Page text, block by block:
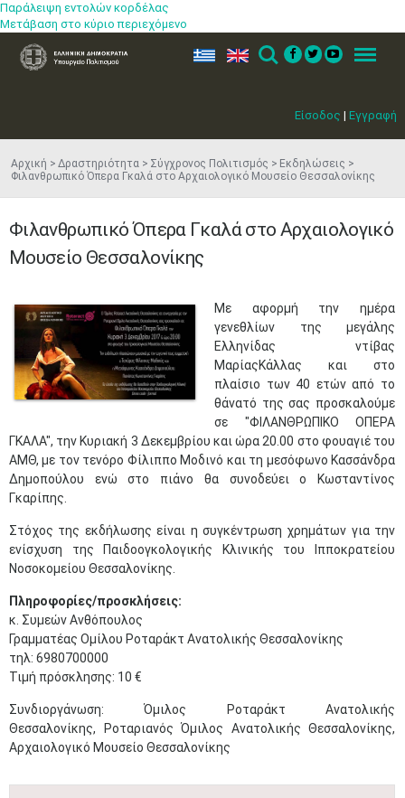
Παράλειψη εντολών κορδέλας
Μετάβαση στο κύριο περιεχόμενο
Είσοδος | Εγγραφή
ελ en Search Menu
Αρχική Δραστηριότητα Σύγχρονος Πολιτισμός
Εκδηλώσεις
Φιλανθρωπικό Όπερα Γκαλά στο Αρχαιολογικό Μουσείο Θεσσαλονίκης
Φιλανθρωπικό Όπερα Γκαλά στο Αρχαιολογικό
Μουσείο Θεσσαλονίκης
​Με αφορμή την ημέρα
γενεθλίων της μεγάλης
Ελληνίδας ντίβας
ΜαρίαςΚάλλας και στο
πλαίσιο των 40 ετών από το
θάνατό της σας προσκαλούμε
σε "ΦΙΛΑΝΘΡΩΠΙΚΟ ΟΠΕΡΑ
ΓΚΑΛΑ", την Κυριακή 3 Δεκεμβρίου και ώρα 20.00 στο φουαγιέ του
ΑΜΘ,με τον τενόρο Φίλιππο Μοδινό και τη μεσόφωνο Κασσάνδρα
Δημοπούλου ενώ στο πιάνο θα συνοδεύει ο Κωσταντίνος
Γκαρίπης.
Στόχος της εκδήλωσης είναι η συγκέντρωση χρημάτων για την
ενίσχυση της Παιδοογκολογικής Κλινικής του Ιπποκρατείου
Νοσοκομείου Θεσσαλονίκης.
Πληροφορίες/προσκλήσεις:
κ. Συμεών Ανθόπουλος
Γραμματέας Ομίλου Ροταράκτ Ανατολικής Θεσσαλονίκης
τηλ: 6980700000
Τιμή πρόσκλησης: 10 €
Συνδιοργάνωση: Όμιλος Ροταράκτ Ανατολικής
Θεσσαλονίκης, Ροταριανός Όμιλος Ανατολικής Θεσσαλονίκης,
Αρχαιολογικό Μουσείο Θεσσαλονίκης